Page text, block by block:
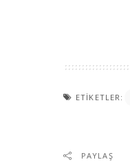
ETIKETLER:
PAYLAŞ